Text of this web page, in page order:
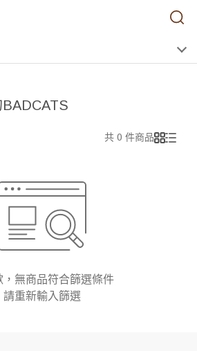
共 0 件商品
，無商品符合篩選條件
請重新輸入篩選